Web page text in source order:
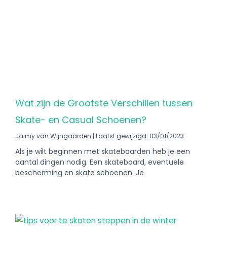
Wat zijn de Grootste Verschillen tussen
Skate- en Casual Schoenen?
Jaimy van Wijngaarden Laatst gewijzigd: 03/01/2023
Als je wilt beginnen met skateboarden heb je een
aantal dingen nodig. Een skateboard, eventuele
bescherming en skate schoenen. Je